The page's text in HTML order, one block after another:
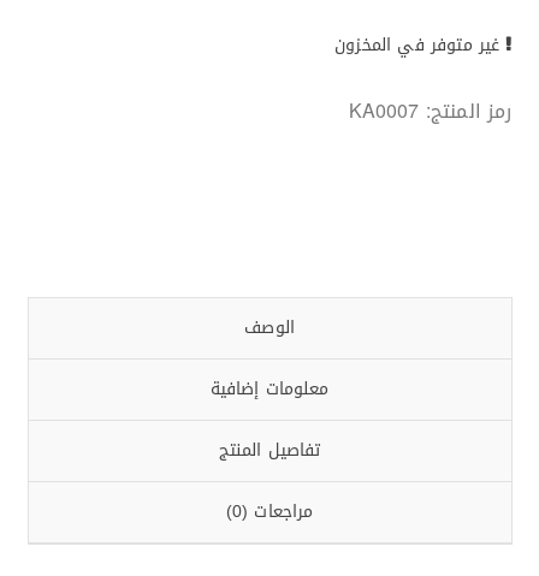
غير متوفر في المخزون
رمز المنتج: KA0007
الوصف
معلومات إضافية
تفاصيل المنتج
مراجعات (0)